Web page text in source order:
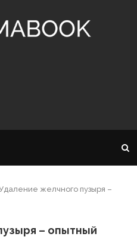
желчного пузыря –
– опытный